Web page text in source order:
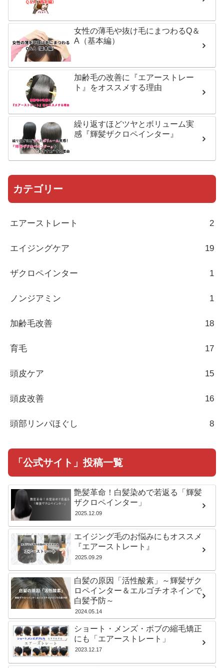
女性の薄毛や抜け毛にまつわるQ＆
A（基本編）
加齢毛の改善に『エアーストレー
ト』をオススメする理由
繰り返すほどツヤとボリューム実
感『輝髪ザクロペインター』
カテゴリー
エアーストレート 2
エイジングケア 19
ザクロペインター 1
ノンジアミン 1
加齢毛改善 18
育毛 17
頭皮ケア 15
頭皮改善 16
頭部リンパほぐし 8
「公式サイト」投稿一覧
艶髪革命！白髪染めで若返る「輝髪
ザクロペインター」
2025.12.09
エイジング毛のお悩みにもオススメ
『エアーストレート』
2025.09.29
白髪の原因「活性酸素」～輝髪ザク
ロペインター＆エルゴチオネインで
白髪予防～
2024.05.14
ショート・メンズ・ボブの縮毛矯正
にも「エアーストレート」
2023.12.17